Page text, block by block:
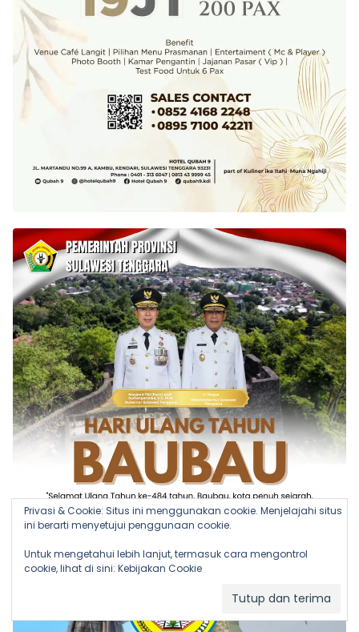
Privasi & Cookie: Situs ini menggunakan cookie. Menjelajahi situs
ini berarti menyetujui penggunaan cookie.
Untuk mengetahui lebih lanjut, termasuk cara mengontrol
cookie, lihat di sini: Kebijakan Cookie